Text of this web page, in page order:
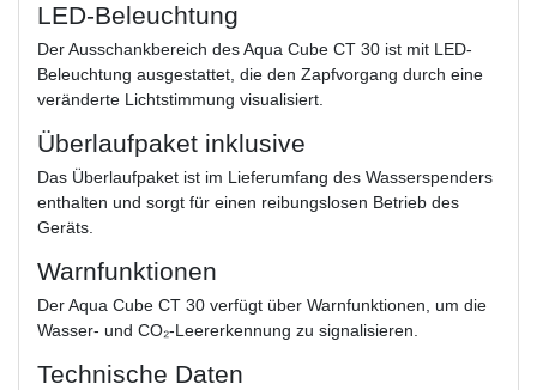
LED-Beleuchtung
Der Ausschankbereich des Aqua Cube CT 30 ist mit LED-
Beleuchtung ausgestattet, die den Zapfvorgang durch eine
veränderte Lichtstimmung visualisiert.
Überlaufpaket inklusive
Das Überlaufpaket ist im Lieferumfang des Wasserspenders
enthalten und sorgt für einen reibungslosen Betrieb des
Geräts.
Warnfunktionen
Der Aqua Cube CT 30 verfügt über Warnfunktionen, um die
Wasser- und CO₂-Leererkennung zu signalisieren.
Technische Daten